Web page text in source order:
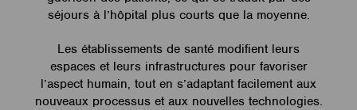
séjours à l’hôpital plus courts que la moyenne.
Les établissements de santé modifient leurs
espaces et leurs infrastructures pour favoriser
l’aspect humain, tout en s’adaptant facilement aux
nouveaux processus et aux nouvelles technologies.